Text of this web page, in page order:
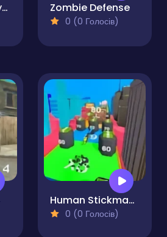
Zombie Apocalypse Zombie Defense
0 (0 Голосів)
Human Stickman Fighter
0 (0 Голосів)